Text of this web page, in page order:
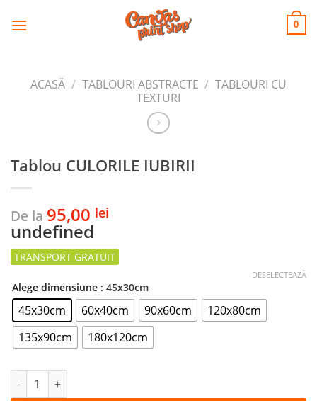
CANVAS
PRINT SHOP 0
ACASĂ / TABLOURI ABSTRACTE / TABLOURI CU
TEXTURI
Tablou CULORILE IUBIRII
De la 95,00 lei
undefined
Alege dimensiune : 45x30cm
45x30cm 60x40cm 90x60cm
120x80cm
135x90cm
180x120cm
DESELECTEAZĂ
Cantitate Tablou CULORILE IUBIRII